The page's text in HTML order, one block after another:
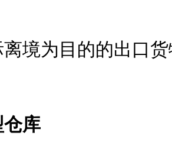
境为目的的出口
仓库